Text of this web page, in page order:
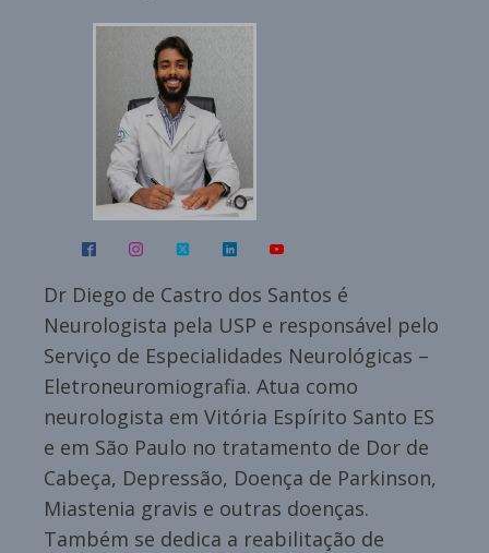
Dr Diego de Castro dos Santos é
Neurologista pela USP e responsável pelo
Serviço de Especialidades Neurológicas –
Eletroneuromiografia. Atua como
neurologista em Vitória Espírito Santo ES
e em São Paulo no tratamento de Dor de
Cabeça, Depressão, Doença de Parkinson,
Miastenia gravis e outras doenças.
Também se dedica a reabilitação de